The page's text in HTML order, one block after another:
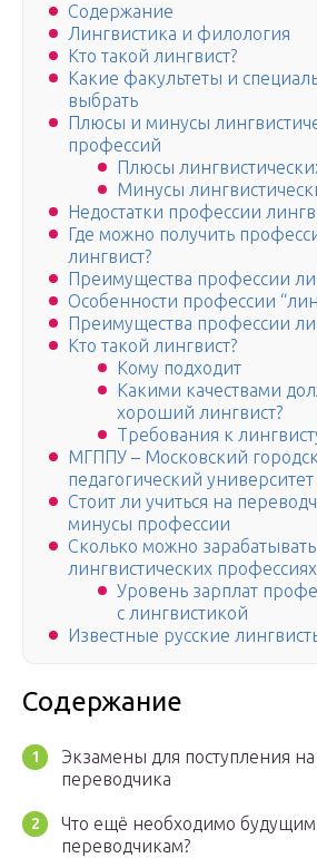
Содержание
Лингвистика и филология
Кто такой лингвист?
Какие факультеты и
выбрать
Плюсы и минусы
профессий
Плюсы
Минусы
Недостатки профессии
Где можно получить
лингвист?
Преимущества профессии
Особенности профессии
Преимущества профессии
Кто такой лингвист?
Кому подходит
Какими качествами
хороший лингвист?
Требования к
МГППУ – Московский
педагогический
Стоит ли учиться на
минусы профессии
Сколько можно
лингвистических профессиях
Уровень зарплат
с лингвистикой
Известные русские
Содержание
Экзамены для поступления
переводчика
Что ещё необходимо будущим
переводчикам?